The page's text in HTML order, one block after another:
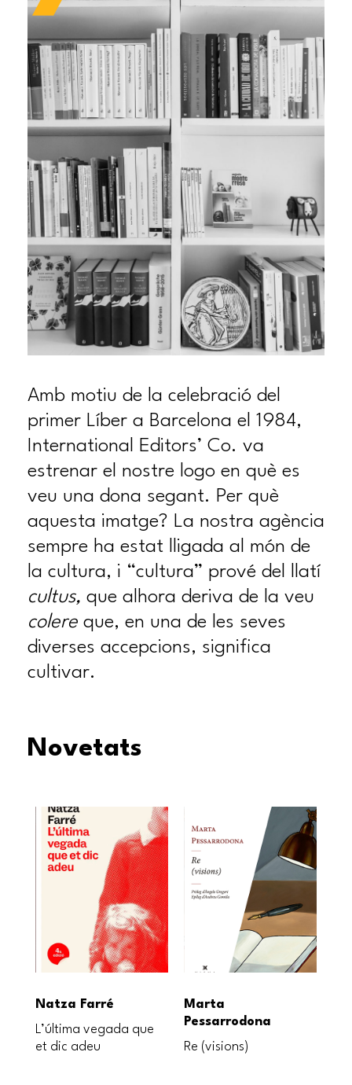
Amb motiu de la celebració del
primer Líber a Barcelona el 1984,
International Editors’ Co. va
estrenar el nostre logo en què es
veu una dona segant. Per què
aquesta imatge? La nostra agència
sempre ha estat lligada al món de
la cultura, i “cultura” prové del llatí
cultus, que alhora deriva de la veu
colereque, en una de les seves
diverses accepcions, significa
cultivar.
Novetats
Natza Farré
L’última vegada que
et dic adeu
Marta
Pessarrodona
Re (visions)